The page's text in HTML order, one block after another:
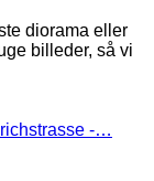
diorama eller
billeder, så vi
-…